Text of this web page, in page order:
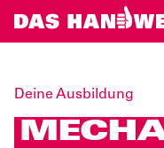
Deine Ausbildung